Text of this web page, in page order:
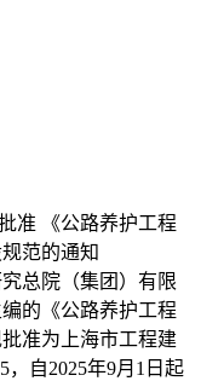
准 《公路养护工程
范的通知
总院（集团）有限
的《公路养护工程
准为上海市工程建
，自2025年9月1日起